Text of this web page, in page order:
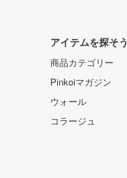
アイテムを探そう
商品カテゴリー
Pinkoiマガジン
ウォール
コラージュ